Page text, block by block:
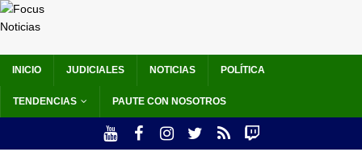
INICIO JUDICIALES NOTICIAS POLÍTICA
TENDENCIAS PAUTE CON NOSOTROS